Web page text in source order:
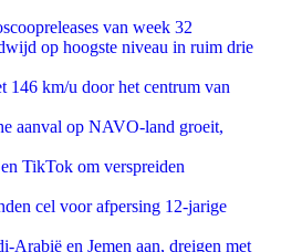
van week 32
op hoogste niveau in ruim drie
146 km/u door het centrum van
aanval op NAVO-land groeit,
TikTok om verspreiden
cel voor afpersing 12-jarige
Arabië en Jemen aan, dreigen met